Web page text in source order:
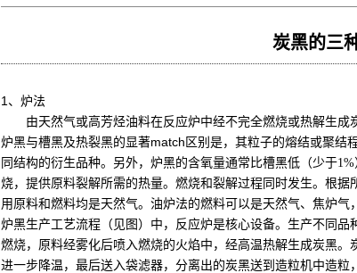
炭黑的三
1 、炉法
由天然气或高芳烃油料在反应炉中经不完全燃烧或热解生
炉黑与槽黑及热裂黑的显著match 区别是，其粒子的熔结或聚结
同结构的衍生品种。另外，炉黑的含氧量通常比槽黑低（少于1%
烧，提供原料裂解所需的热量。燃烧和裂解过程同时发生。根
用原料和燃料均是天然气。油炉法的燃料可以是天然气、焦炉
炉黑生产工艺流程（见图）中，反应炉是核心设备。生产不同品
燃烧，原料经雾化后喷入燃烧的火焰中，经高温热解生成炭黑
进一步降温，最后送入袋滤器，分离出的炭黑送到造粒机中造粒